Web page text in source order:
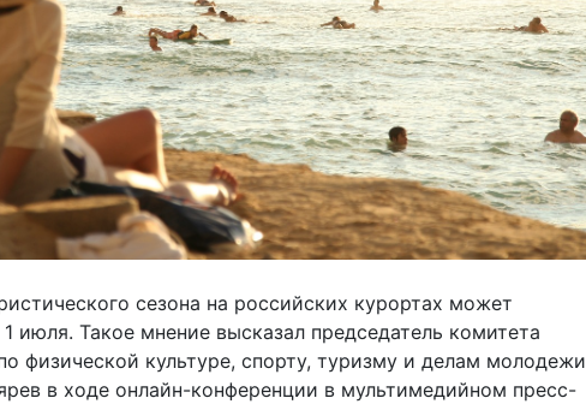
сезона на российских курортах может
1 июля. Такое мнение высказал председатель комитета
физической культуре, спорту, туризму и делам молодежи
в ходе онлайн-конференции в мультимедийном пресс-